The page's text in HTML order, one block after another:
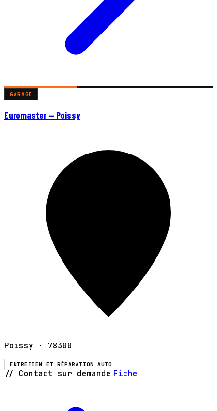
GARAGE
Euromaster — Poissy
Poissy · 78300
ENTRETIEN ET RÉPARATION AUTO
// Contact sur demande Fiche